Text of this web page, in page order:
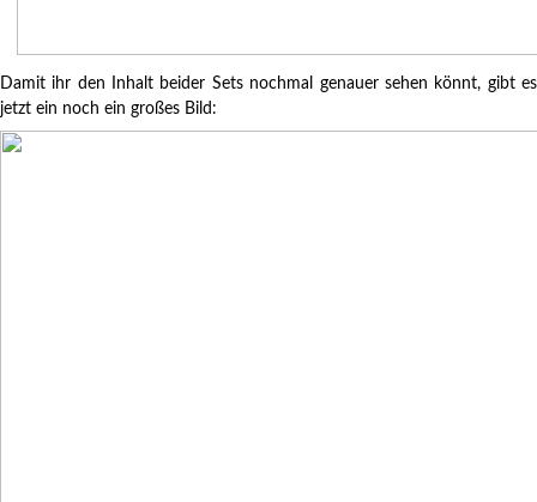
Damit ihr den Inhalt beider Sets nochmal genauer sehen könnt, gibt es
jetzt ein noch ein großes Bild: